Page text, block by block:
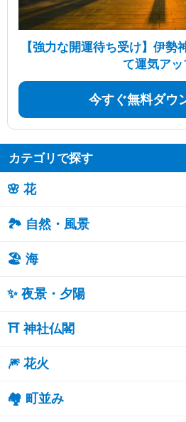
【強力な開運待ち受け】伊勢
て運気アッ
今すぐ無料ダウ
カテゴリで探す
🌸 花
🏞️ 自然・風景
🏖 海
✨ 夜景・夕陽
⛩ 神社仏閣
🎆 花火
🏘 町並み